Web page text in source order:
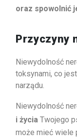
oraz spowolnić
Przyczyny
Niewydolność
toksynami, co
narządu.
Niewydolność
i życia Twojego
może mieć wiele